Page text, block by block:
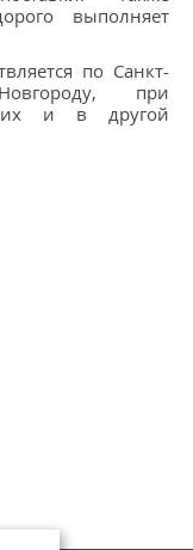
выполняет
по Санкт-
при
их и в другой